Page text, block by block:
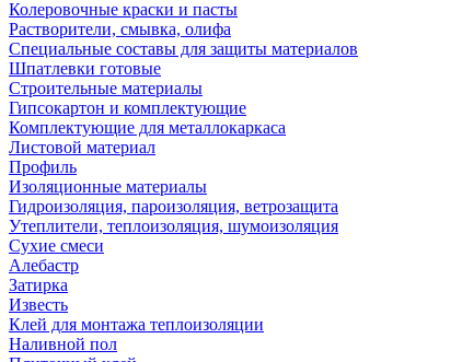
Колеровочные краски и пасты
Растворители, смывка, олифа
Специальные составы для защиты материалов
Шпатлевки готовые
Строительные материалы
Гипсокартон и комплектующие
Комплектующие для металлокаркаса
Листовой материал
Профиль
Изоляционные материалы
Гидроизоляция, пароизоляция, ветрозащита
Утеплители, теплоизоляция, шумоизоляция
Сухие смеси
Алебастр
Затирка
Известь
Клей для монтажа теплоизоляции
Наливной пол